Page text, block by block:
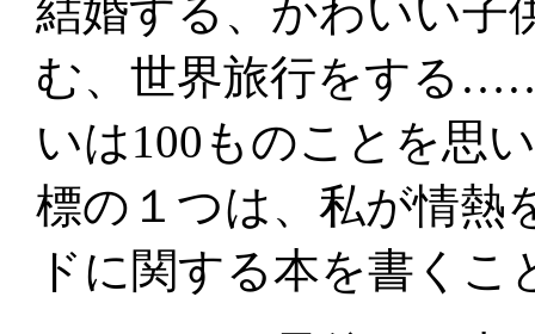
結婚する、かわいい子
む、世界旅行をする
いは100ものことを思
標の１つは、私が情熱
ドに関する本を書くこ